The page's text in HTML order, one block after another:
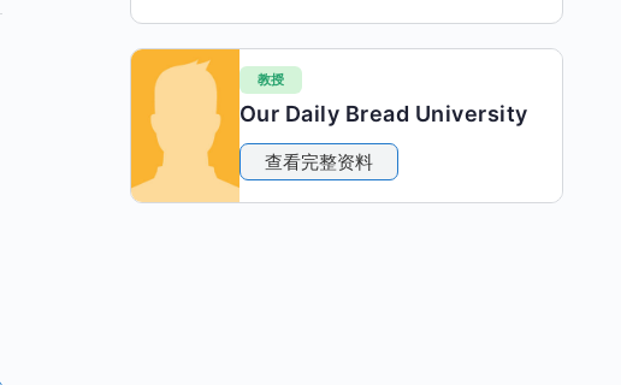
教授
Our Daily Bread University
查看完整资料